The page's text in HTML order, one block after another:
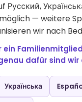
Русский,
— weitere
wir nach
ein
dafür sind wir
Українська